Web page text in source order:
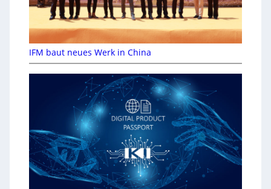
IFM baut neues Werk in China